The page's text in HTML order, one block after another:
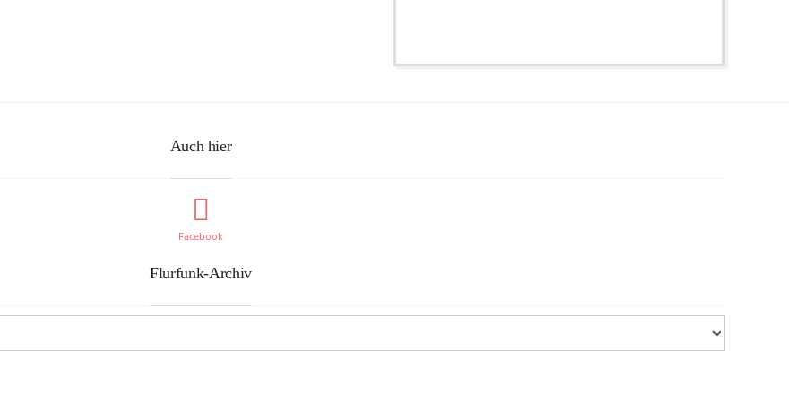
Auch hier
Facebook
Flurfunk-Archiv